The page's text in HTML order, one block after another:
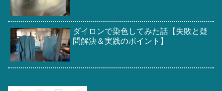
ダイロンで染色してみた話【失敗と疑
問解決＆実践のポイント】